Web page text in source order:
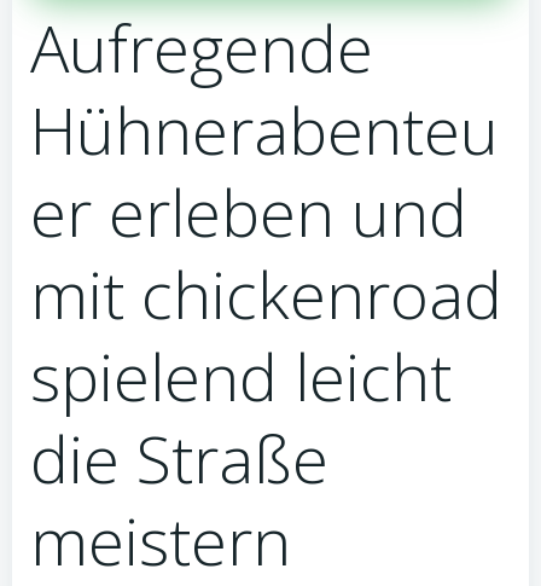
Aufregende
Hühnerabenteu
er erleben und
mit chickenroad
spielend leicht
die Straße
meistern